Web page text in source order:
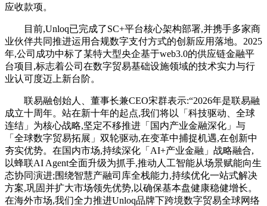
应收款项。
目前,Unloq已完成了SC+平台核心架构部署,并携手多家商
业伙伴共同推进运用合规数字支付方式的创新应用落地。2025
年,公司成功中标了某特大型央企基于web3.0的供应链金融平
台项目,标志着公司在数字贸易基础设施领域的技术实力与行
业认可度迈上新台阶。
联易融创始人、董事长兼CEO宋群表示:“2026年是联易融
成立十周年。站在新十年的起点,我们将以「科技驱动、全球
连结」为核心战略,坚定不移推进「国内产业金融深化」与
「全球数字贸易拓展」双轮驱动,在变革中捕捉机遇,在创新中
夯实优势。在国内市场,持续深化「AI+产业金融」战略融合,
以蜂联AI Agent全面升级为抓手,推动人工智能从场景赋能向生
态协同演进;围绕智慧产融司库全栈能力,持续优化一站式解决
方案,巩固并扩大市场领先优势,以确保基本盘健康稳健增长。
在海外市场,我们全力推进Unloq品牌下跨境数字贸易全球网络